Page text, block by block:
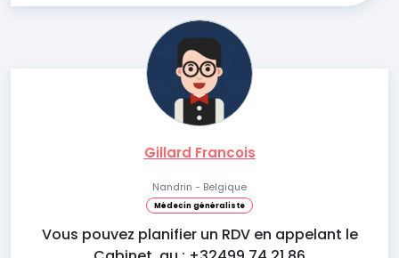
Gillard Francois
Nandrin - Belgique
Médecin généraliste
Vous pouvez planifier un RDV en appelant le